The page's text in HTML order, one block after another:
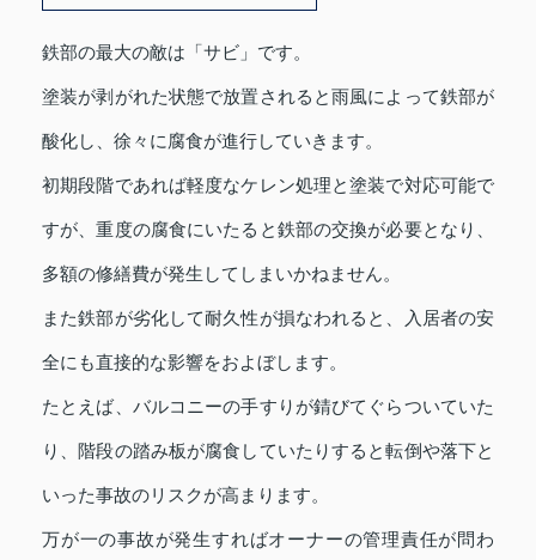
鉄部の最大の敵は「サビ」です。
塗装が剥がれた状態で放置されると雨風によって鉄部が
酸化し、徐々に腐食が進行していきます。
初期段階であれば軽度なケレン処理と塗装で対応可能で
すが、重度の腐食にいたると鉄部の交換が必要となり、
多額の修繕費が発生してしまいかねません。
また鉄部が劣化して耐久性が損なわれると、入居者の安
全にも直接的な影響をおよぼします。
たとえば、バルコニーの手すりが錆びてぐらついていた
り、階段の踏み板が腐食していたりすると転倒や落下と
いった事故のリスクが高まります。
万が一の事故が発生すればオーナーの管理責任が問わ